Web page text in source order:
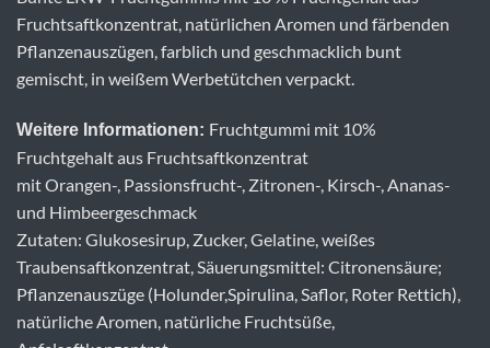
Fruchtsaftkonzentrat, natürlichen Aromen und färbenden
Pflanzenauszügen, farblich und geschmacklich bunt
gemischt, in weißem Werbetütchen verpackt.
Weitere Informationen: Fruchtgummi mit 10%
Fruchtgehalt aus Fruchtsaftkonzentrat
mit Orangen-, Passionsfrucht-, Zitronen-, Kirsch-, Ananas-
und Himbeergeschmack
Zutaten: Glukosesirup, Zucker, Gelatine, weißes
Traubensaftkonzentrat, Säuerungsmittel: Citronensäure;
Pflanzenauszüge (Holunder,Spirulina, Saflor, Roter Rettich),
natürliche Aromen, natürliche Fruchtsüße,